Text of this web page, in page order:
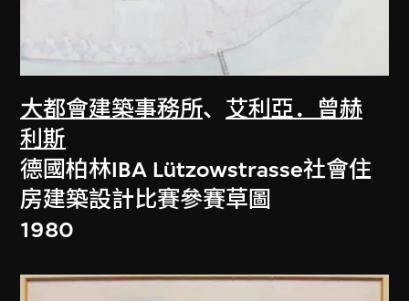
大都會建築事務所、 艾利亞．曾赫
利斯
德國柏林IBA Lützowstrasse社會住
房建築設計比賽參賽草圖
1980